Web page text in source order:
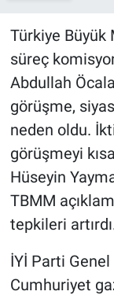
Türkiye
süreç
Abdullah
görüşme,
neden oldu.
görüşmeyi
Hüseyin
TBMM
tepkileri
İYİ Parti
Cumhuriyet